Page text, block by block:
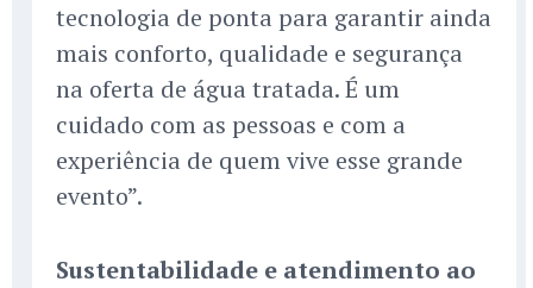
tecnologia de ponta para garantir ainda
mais conforto, qualidade e segurança
na oferta de água tratada. É um
cuidado com as pessoas e com a
experiência de quem vive esse grande
evento”.
Sustentabilidade e atendimento ao